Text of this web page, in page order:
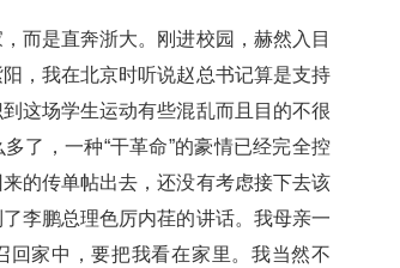
是直奔浙大。刚进校园，赫然入目
，我在北京时听说赵总书记算是支持
这场学生运动有些混乱而且目的不很
了，一种“干革命”的豪情已经完全控
的传单帖出去，还没有考虑接下去该
李鹏总理色厉内荏的讲话。我母亲一
回家中，要把我看在家里。我当然不